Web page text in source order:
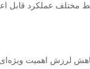
مختلف عملکرد قابل